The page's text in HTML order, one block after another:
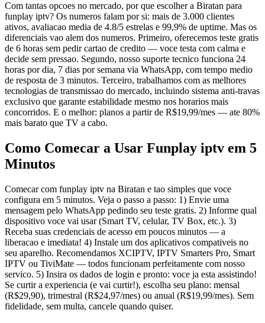
Com tantas opcoes no mercado, por que escolher a Biratan para
funplay iptv? Os numeros falam por si: mais de 3.000 clientes
ativos, avaliacao media de 4.8/5 estrelas e 99,9% de uptime. Mas os
diferenciais vao alem dos numeros. Primeiro, oferecemos teste gratis
de 6 horas sem pedir cartao de credito — voce testa com calma e
decide sem pressao. Segundo, nosso suporte tecnico funciona 24
horas por dia, 7 dias por semana via WhatsApp, com tempo medio
de resposta de 3 minutos. Terceiro, trabalhamos com as melhores
tecnologias de transmissao do mercado, incluindo sistema anti-travas
exclusivo que garante estabilidade mesmo nos horarios mais
concorridos. E o melhor: planos a partir de R$19,99/mes — ate 80%
mais barato que TV a cabo.
Como Comecar a Usar Funplay iptv em 5
Minutos
Comecar com funplay iptv na Biratan e tao simples que voce
configura em 5 minutos. Veja o passo a passo: 1) Envie uma
mensagem pelo WhatsApp pedindo seu teste gratis. 2) Informe qual
dispositivo voce vai usar (Smart TV, celular, TV Box, etc.). 3)
Receba suas credenciais de acesso em poucos minutos — a
liberacao e imediata! 4) Instale um dos aplicativos compativeis no
seu aparelho. Recomendamos XCIPTV, IPTV Smarters Pro, Smart
IPTV ou TiviMate — todos funcionam perfeitamente com nosso
servico. 5) Insira os dados de login e pronto: voce ja esta assistindo!
Se curtir a experiencia (e vai curtir!), escolha seu plano: mensal
(R$29,90), trimestral (R$24,97/mes) ou anual (R$19,99/mes). Sem
fidelidade, sem multa, cancele quando quiser.